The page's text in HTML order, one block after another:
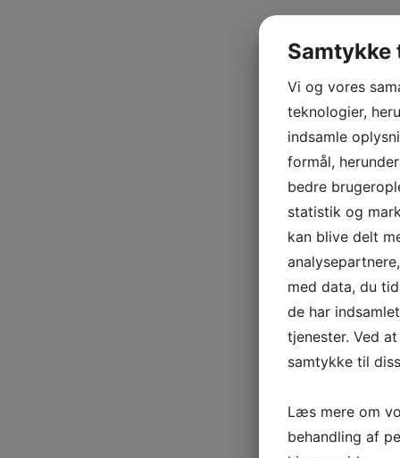
Vi og vores
teknologier,
indsamle
formål,
bedre
statistik og
kan blive delt
med data, du
de har
tjenester. Ved
samtykke til
Læs mere om
behandling af